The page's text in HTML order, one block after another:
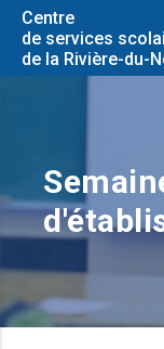
Centre
de services
de la Rivière-du-